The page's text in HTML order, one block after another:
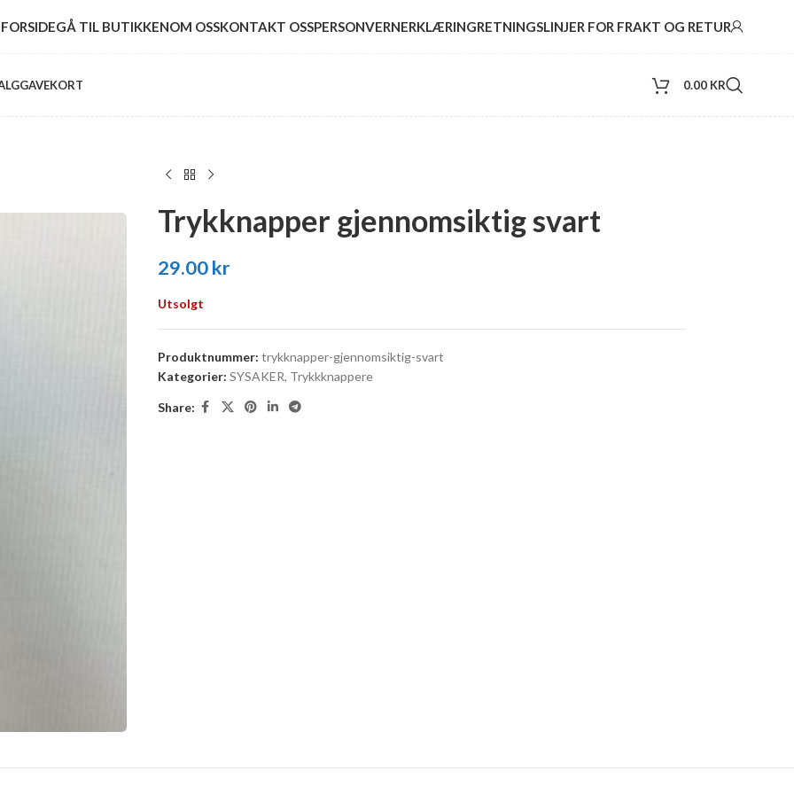
FORSIDEGÅ TIL BUTIKKENOM OSSKONTAKT OSSPERSONVERNERKLÆRINGRETNINGSLINJER FOR FRAKT OG RETUR
GAVEKORT 0.00 KR
Trykknapper gjennomsiktig svart
29.00kr
Utsolgt
Produktnummer: trykknapper-gjennomsiktig-svart
Kategorier: SYSAKER, Trykkknappere
Share: